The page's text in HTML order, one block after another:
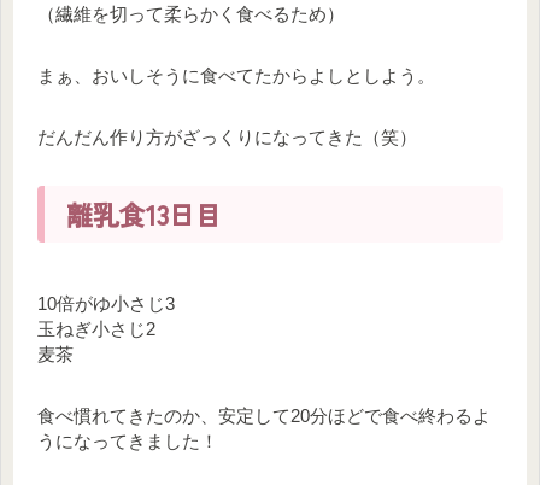
（繊維を切って柔らかく食べるため）
まぁ、おいしそうに食べてたからよしとしよう。
だんだん作り方がざっくりになってきた（笑）
離乳食13日目
10倍がゆ小さじ3
玉ねぎ小さじ2
麦茶
食べ慣れてきたのか、安定して20分ほどで食べ終わるよ
うになってきました！